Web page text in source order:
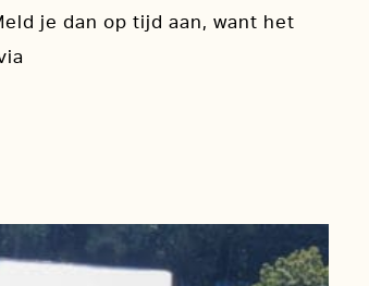
je dan op tijd aan, want het